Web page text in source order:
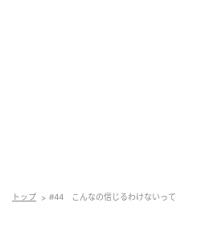
トップ #44 こんなの信じるわけないって